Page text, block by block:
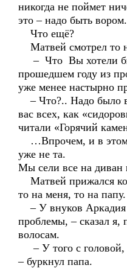
никогда не поймет
это – надо быть вором.
Что ещё?
Матвей смотрел то
– Что Вы хотели
прошедшем году из
уже менее настырно
– Что?.. Надо было
вас всех, как
читали «Горячий
…Впрочем, и в
уже не та.
Мы сели все на диван
Матвей прижался
то на меня, то на папу.
– У внуков Аркадия
проблемы, – сказал я,
волосам.
– У того с головой,
– буркнул папа.